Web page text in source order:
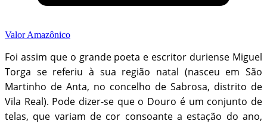
Valor Amazônico
Foi assim que o grande poeta e escritor duriense Miguel
Torga se referiu à sua região natal (nasceu em São
Martinho de Anta, no concelho de Sabrosa, distrito de
Vila Real). Pode dizer-se que o Douro é um conjunto de
telas, que variam de cor consoante a estação do ano,